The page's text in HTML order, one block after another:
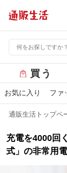
ー
バ
ュ
ー
買う
お気に入り ファ
通販生活トップペ
充電を4000回
式」の非常用